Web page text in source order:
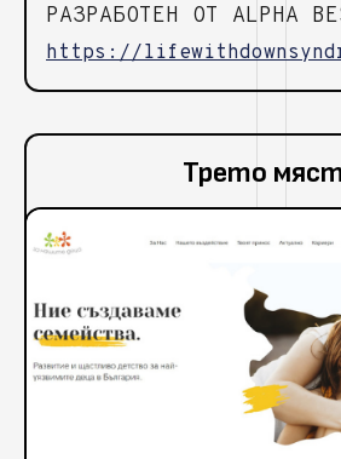
РАЗРАБОТЕН ОТ ALPHA
https://
Трето